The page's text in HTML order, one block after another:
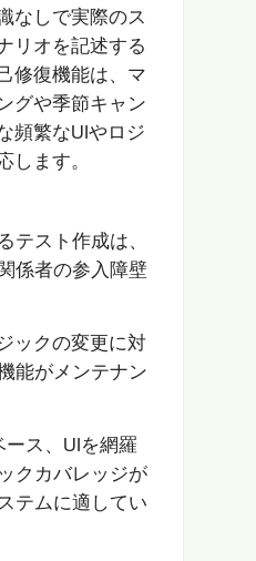
なしで実際のス
リオを記述する
修復機能は、マ
グや季節キャン
頻繁なUIやロジ
します。
テスト作成は、
係者の参入障壁
ックの変更に対
能がメンテナン
ス、UIを網羅
クカバレッジが
テムに適してい